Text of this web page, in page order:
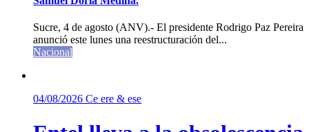
Sucre, 4 de agosto (ANV).- El presidente Rodrigo Paz Pereira
anunció este lunes una reestructuración del...
Nacional
04/08/2026 Ce ere & ese